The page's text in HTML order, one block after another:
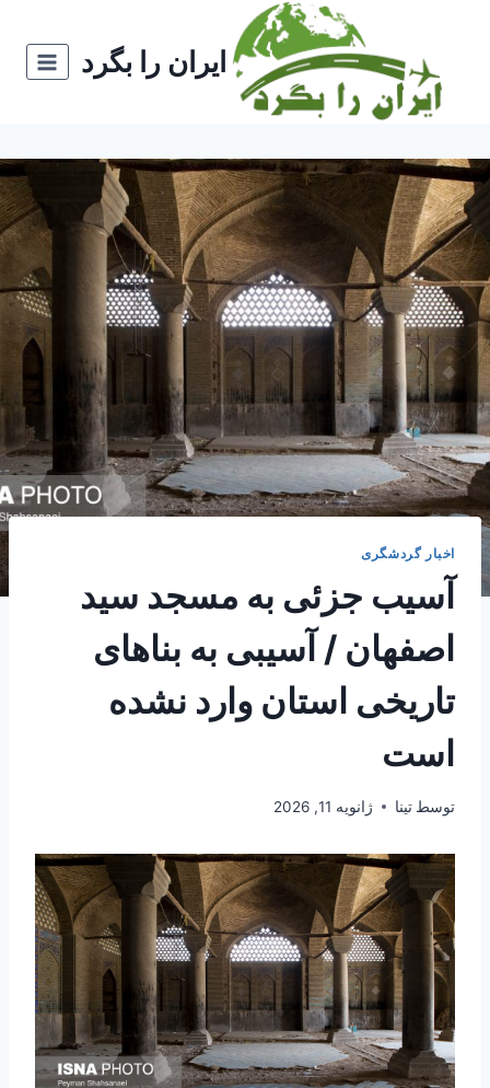
ایران را بگرد
اخبار گردشگری
آسیب جزئی به مسجد سید
اصفهان / آسیبی به بناهای
تاریخی استان وارد نشده
است
توسط تینا ژانویه 11, 2026